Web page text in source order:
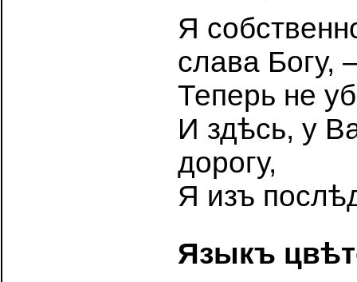
Я
слава Богу,
Теперь не
И здѣсь, у
дорогу,
Я изъ
Языкъ